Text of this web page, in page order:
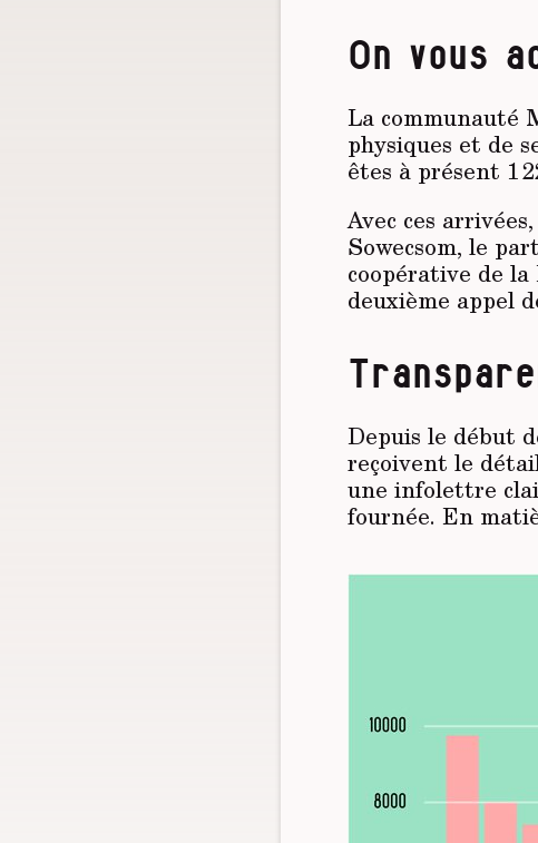
On vous
La communauté
physiques et de
êtes à présent 1
Avec ces
Sowecsom, le
coopérative de
deuxième appel
Depuis le début
reçoivent le
une infolettre
fournée. En